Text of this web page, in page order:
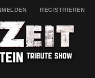
REGISTRIEREN